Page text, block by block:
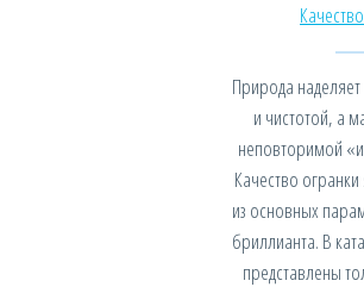
Природа
и чистотой, а
неповторимой
Качество
из основных
бриллианта. В
представлены